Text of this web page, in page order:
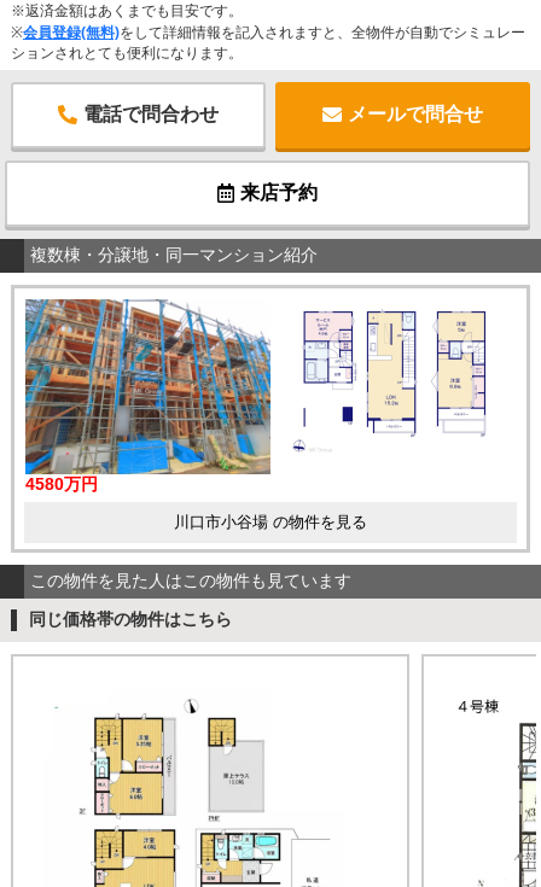
※返済金額はあくまでも目安です。
※会員登録(無料)をして詳細情報を記入されますと、全物件が自動でシミュレー
ションされとても便利になります。
電話で問合わせ メールで問合せ
来店予約
複数棟・分譲地・同一マンション紹介
4580万円
川口市小谷場 の物件を見る
この物件を見た人はこの物件も見ています
同じ価格帯の物件はこちら